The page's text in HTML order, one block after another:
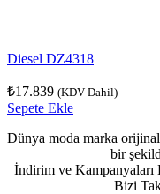
Diesel DZ4318
₺17.839 (KDV Dahil)
Sepete Ekle
Dünya moda marka
bir
İndirim ve Kampanyaları
Bizi